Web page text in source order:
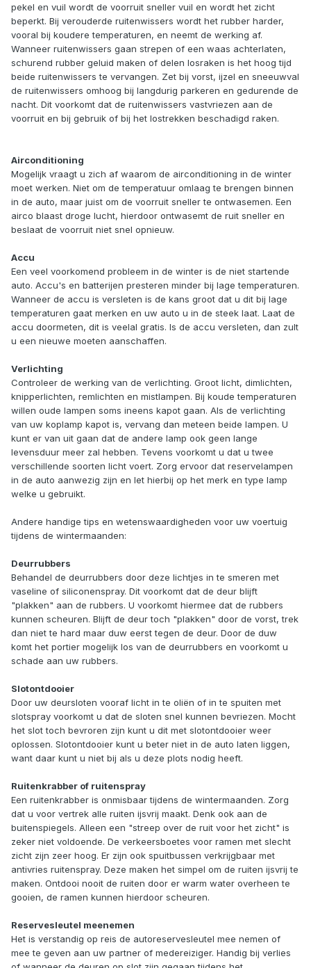
pekel en vuil wordt de voorruit sneller vuil en wordt het zicht
beperkt. Bij verouderde ruitenwissers wordt het rubber harder,
vooral bij koudere temperaturen, en neemt de werking af.
Wanneer ruitenwissers gaan strepen of een waas achterlaten,
schurend rubber geluid maken of delen losraken is het hoog tijd
beide ruitenwissers te vervangen. Zet bij vorst, ijzel en sneeuwval
de ruitenwissers omhoog bij langdurig parkeren en gedurende de
nacht. Dit voorkomt dat de ruitenwissers vastvriezen aan de
voorruit en bij gebruik of bij het lostrekken beschadigd raken.
Airconditioning
Mogelijk vraagt u zich af waarom de airconditioning in de winter
moet werken. Niet om de temperatuur omlaag te brengen binnen
in de auto, maar juist om de voorruit sneller te ontwasemen. Een
airco blaast droge lucht, hierdoor ontwasemt de ruit sneller en
beslaat de voorruit niet snel opnieuw.
Accu
Een veel voorkomend probleem in de winter is de niet startende
auto. Accu's en batterijen presteren minder bij lage temperaturen.
Wanneer de accu is versleten is de kans groot dat u dit bij lage
temperaturen gaat merken en uw auto u in de steek laat. Laat de
accu doormeten, dit is veelal gratis. Is de accu versleten, dan zult
u een nieuwe moeten aanschaffen.
Verlichting
Controleer de werking van de verlichting. Groot licht, dimlichten,
knipperlichten, remlichten en mistlampen. Bij koude temperaturen
willen oude lampen soms ineens kapot gaan. Als de verlichting
van uw koplamp kapot is, vervang dan meteen beide lampen. U
kunt er van uit gaan dat de andere lamp ook geen lange
levensduur meer zal hebben. Tevens voorkomt u dat u twee
verschillende soorten licht voert. Zorg ervoor dat reservelampen
in de auto aanwezig zijn en let hierbij op het merk en type lamp
welke u gebruikt.
Andere handige tips en wetenswaardigheden voor uw voertuig
tijdens de wintermaanden:
Deurrubbers
Behandel de deurrubbers door deze lichtjes in te smeren met
vaseline of siliconenspray. Dit voorkomt dat de deur blijft
"plakken" aan de rubbers. U voorkomt hiermee dat de rubbers
kunnen scheuren. Blijft de deur toch "plakken" door de vorst, trek
dan niet te hard maar duw eerst tegen de deur. Door de duw
komt het portier mogelijk los van de deurrubbers en voorkomt u
schade aan uw rubbers.
Slotontdooier
Door uw deursloten vooraf licht in te oliën of in te spuiten met
slotspray voorkomt u dat de sloten snel kunnen bevriezen. Mocht
het slot toch bevroren zijn kunt u dit met slotontdooier weer
oplossen. Slotontdooier kunt u beter niet in de auto laten liggen,
want daar kunt u niet bij als u deze plots nodig heeft.
Ruitenkrabber of ruitenspray
Een ruitenkrabber is onmisbaar tijdens de wintermaanden. Zorg
dat u voor vertrek alle ruiten ijsvrij maakt. Denk ook aan de
buitenspiegels. Alleen een "streep over de ruit voor het zicht" is
zeker niet voldoende. De verkeersboetes voor ramen met slecht
zicht zijn zeer hoog. Er zijn ook spuitbussen verkrijgbaar met
antivries ruitenspray. Deze maken het simpel om de ruiten ijsvrij te
maken. Ontdooi nooit de ruiten door er warm water overheen te
gooien, de ramen kunnen hierdoor scheuren.
Reservesleutel meenemen
Het is verstandig op reis de autoreservesleutel mee nemen of
mee te geven aan uw partner of medereiziger. Handig bij verlies